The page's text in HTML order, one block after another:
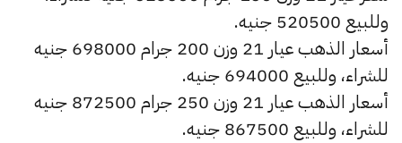
وللبيع 520500 جنيه.
أسعار الذهب عيار 21 وزن 200 جرام 698000 جنيه
للشراء، وللبيع 694000 جنيه.
أسعار الذهب عيار 21 وزن 250 جرام 872500 جنيه
للشراء، وللبيع 867500 جنيه.